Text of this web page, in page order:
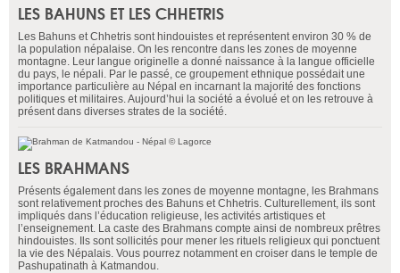
LES BAHUNS ET LES CHHETRIS
Les Bahuns et Chhetris sont hindouistes et représentent environ 30 % de
la population népalaise. On les rencontre dans les zones de moyenne
montagne. Leur langue originelle a donné naissance à la langue officielle
du pays, le népali. Par le passé, ce groupement ethnique possédait une
importance particulière au Népal en incarnant la majorité des fonctions
politiques et militaires. Aujourd’hui la société a évolué et on les retrouve à
présent dans diverses strates de la société.
LES BRAHMANS
Présents également dans les zones de moyenne montagne, les Brahmans
sont relativement proches des Bahuns et Chhetris. Culturellement, ils sont
impliqués dans l’éducation religieuse, les activités artistiques et
l’enseignement. La caste des Brahmans compte ainsi de nombreux prêtres
hindouistes. Ils sont sollicités pour mener les rituels religieux qui ponctuent
la vie des Népalais. Vous pourrez notamment en croiser dans le temple de
Pashupatinath à Katmandou.